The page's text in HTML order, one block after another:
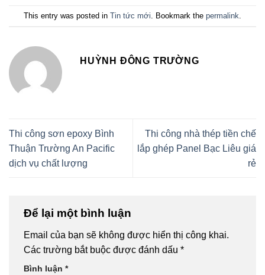
This entry was posted in Tin tức mới . Bookmark the permalink
HUỲNH ĐÔNG TRƯỜNG
Thi công sơn epoxy Bình
Thuận Trường An Pacific
dịch vụ chất lượng
Thi công nhà thép tiền chế
lắp ghép Panel Bạc Liêu giá
rẻ
Để lại một bình luận
Email của bạn sẽ không được hiển thị công khai.
Các trường bắt buộc được đánh dấu *
Bình luận *